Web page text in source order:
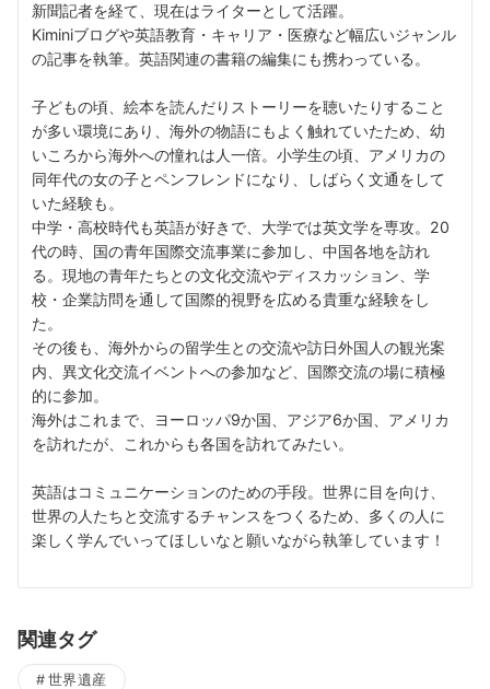
新聞記者を経て、現在はライターとして活躍。
Kiminiブログや英語教育・キャリア・医療など幅広いジャンル
の記事を執筆。英語関連の書籍の編集にも携わっている。
子どもの頃、絵本を読んだりストーリーを聴いたりすること
が多い環境にあり、海外の物語にもよく触れていたため、幼
いころから海外への憧れは人一倍。小学生の頃、アメリカの
同年代の女の子とペンフレンドになり、しばらく文通をして
いた経験も。
中学・高校時代も英語が好きで、大学では英文学を専攻。20
代の時、国の青年国際交流事業に参加し、中国各地を訪れ
る。現地の青年たちとの文化交流やディスカッション、学
校・企業訪問を通して国際的視野を広める貴重な経験をし
た。
その後も、海外からの留学生との交流や訪日外国人の観光案
内、異文化交流イベントへの参加など、国際交流の場に積極
的に参加。
海外はこれまで、ヨーロッパ9か国、アジア6か国、アメリカ
を訪れたが、これからも各国を訪れてみたい。
英語はコミュニケーションのための手段。世界に目を向け、
世界の人たちと交流するチャンスをつくるため、多くの人に
楽しく学んでいってほしいなと願いながら執筆しています！
関連タグ
世界遺産